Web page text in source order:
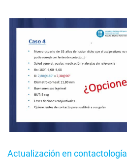
Actualización en contactología